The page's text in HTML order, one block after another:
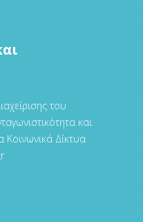
του
και
Κοινωνικά Δίκτυα